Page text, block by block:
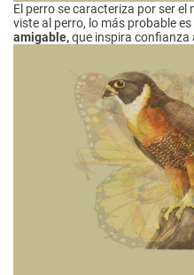
El perro se caracteriza por ser el
viste al perro, lo más probable es
amigable,que inspira confianza